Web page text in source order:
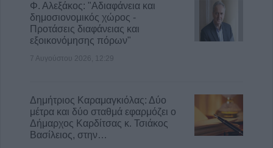
Φ. Αλεξάκος: "Αδιαφάνεια και
δημοσιονομικός χώρος -
Προτάσεις διαφάνειας και
εξοικονόμησης πόρων"
7 Αυγούστου 2026, 12:29
Δημήτριος Καραμαγκιόλας: Δύο
μέτρα και δύο σταθμά εφαρμόζει ο
Δήμαρχος Καρδίτσας κ. Τσιάκος
Βασίλειος, στην…